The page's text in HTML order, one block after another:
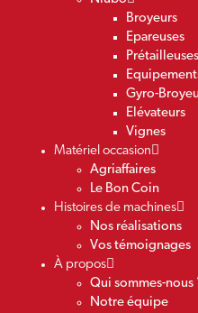
Broyeurs
Epareuses
Prétailleuses
Gyro-
Elévateurs
Vignes
Matériel occasion
Agriaffaires
Le Bon Coin
Histoires de machines
Nos réalisations
Vos témoignages
À propos
Qui sommes-nous
Notre équipe